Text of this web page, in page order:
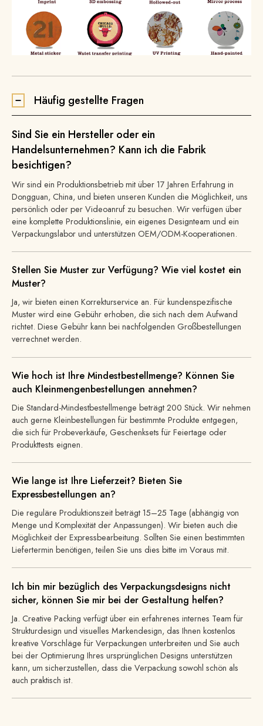
Häufig gestellte Fragen
Sind Sie ein Hersteller oder ein
Handelsunternehmen? Kann ich die Fabrik
besichtigen?
Wir sind ein Produktionsbetrieb mit über 17 Jahren Erfahrung in
Dongguan, China, und bieten unseren Kunden die Möglichkeit, uns
persönlich oder per Videoanruf zu besuchen. Wir verfügen über
eine komplette Produktionslinie, ein eigenes Designteam und ein
Verpackungslabor und unterstützen OEM/ODM-Kooperationen.
Stellen Sie Muster zur Verfügung? Wie viel kostet ein
Muster?
Ja, wir bieten einen Korrekturservice an. Für kundenspezifische
Muster wird eine Gebühr erhoben, die sich nach dem Aufwand
richtet. Diese Gebühr kann bei nachfolgenden Großbestellungen
verrechnet werden.
Wie hoch ist Ihre Mindestbestellmenge? Können Sie
auch Kleinmengenbestellungen annehmen?
Die Standard-Mindestbestellmenge beträgt 200 Stück. Wir nehmen
auch gerne Kleinbestellungen für bestimmte Produkte entgegen,
die sich für Probeverkäufe, Geschenksets für Feiertage oder
Produkttests eignen.
Wie lange ist Ihre Lieferzeit? Bieten Sie
Expressbestellungen an?
Die reguläre Produktionszeit beträgt 15–25 Tage (abhängig von
Menge und Komplexität der Anpassungen). Wir bieten auch die
Möglichkeit der Expressbearbeitung. Sollten Sie einen bestimmten
Liefertermin benötigen, teilen Sie uns dies bitte im Voraus mit.
Ich bin mir bezüglich des Verpackungsdesigns nicht
sicher, können Sie mir bei der Gestaltung helfen?
Ja. Creative Packing verfügt über ein erfahrenes internes Team für
Strukturdesign und visuelles Markendesign, das Ihnen kostenlos
kreative Vorschläge für Verpackungen unterbreiten und Sie auch
bei der Optimierung Ihres ursprünglichen Designs unterstützen
kann, um sicherzustellen, dass die Verpackung sowohl schön als
auch praktisch ist.